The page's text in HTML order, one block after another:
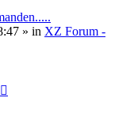
» in XZ Forum -